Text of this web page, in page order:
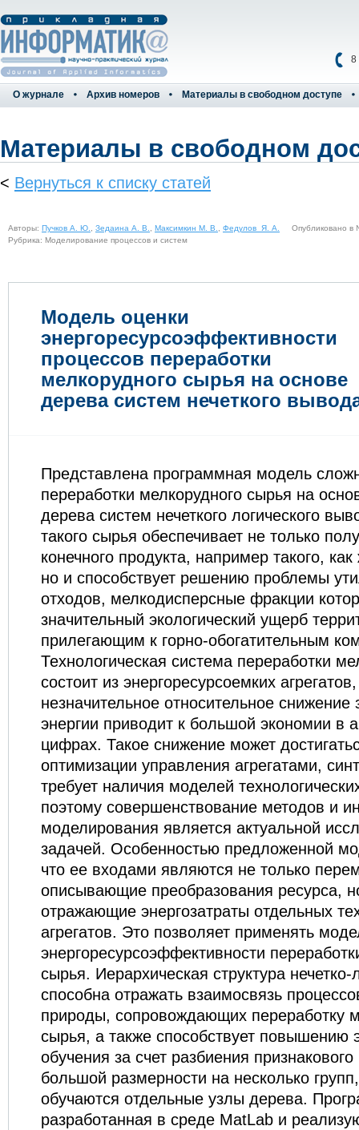
8
О журнале Архив номеров Материалы в свободном доступе
Материалы в свободном
< Вернуться к списку статей
Авторы: Пучков А. Ю. Зедаина А. В. Максимкин М. В. Федулов Я. А.
Опубликовано в
Рубрика: Моделирование процессов и систем
Модель оценки
энергоресурсоэффективности
процессов переработки
мелкорудного сырья на основе
дерева систем нечеткого
Представлена программная модель
переработки мелкорудного сырья на
дерева систем нечеткого логического
такого сырья обеспечивает не только
конечного продукта, например такого,
но и способствует решению проблемы
отходов, мелкодисперсные фракции
значительный экологический ущерб
прилегающим к горно-обогатительным
Технологическая система переработки
состоит из энергоресурсоемких
незначительное относительное снижение
энергии приводит к большой экономии в
цифрах. Такое снижение может
оптимизации управления агрегатами,
требует наличия моделей
поэтому совершенствование методов и
моделирования является актуальной
задачей. Особенностью предложенной
что ее входами являются не только
описывающие преобразования ресурса,
отражающие энергозатраты отдельных
агрегатов. Это позволяет применять
энергоресурсоэффективности
сырья. Иерархическая структура нечетко-
способна отражать взаимосвязь
природы, сопровождающих переработку
сырья, а также способствует повышению
обучения за счет разбиения признакового
большой размерности на несколько
обучаются отдельные узлы дерева.
разработанная в среде MatLab и